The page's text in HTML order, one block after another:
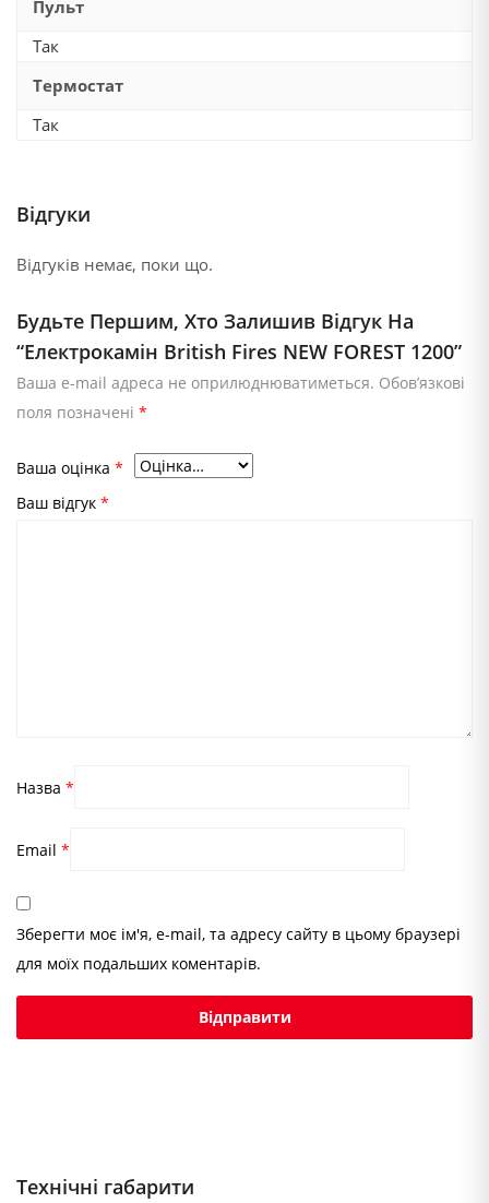
Пульт
Так
Термостат
Так
Відгуки
Відгуків немає, поки що.
Будьте Першим, Хто Залишив Відгук На
“Електрокамін British Fires NEW FOREST 1200”
Ваша e-mail адреса не оприлюднюватиметься. Обов’язкові
поля позначені *
Ваша оцінка *
Ваш відгук *
Назва *
Email *
Зберегти моє ім'я, e-mail, та адресу сайту в цьому браузері
для моїх подальших коментарів.
Технічні габарити